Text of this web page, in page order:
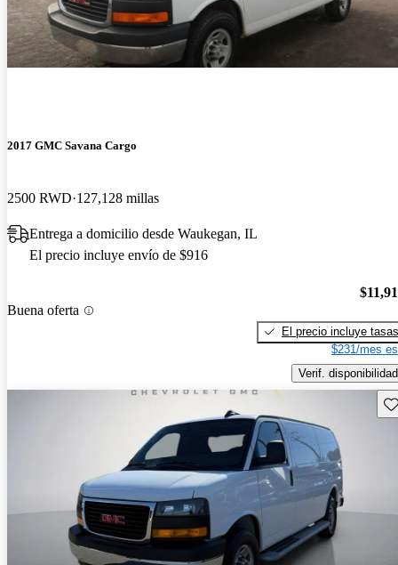
2017 GMC Savana Cargo
2500 RWD 127,128 millas
Entrega a domicilio desde Waukegan, IL
El precio incluye envío de $916
Buena oferta
El precio incluye tasas
$231/mes
Verif. disponibilidad